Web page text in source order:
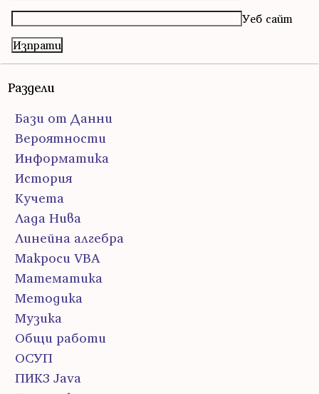
Уеб сайт
Раздели
Бази от Данни
Вероятности
Информатика
История
Кучета
Лада Нива
Линейна алгебра
Макроси VBA
Математика
Методика
Музика
Общи работи
ОСУП
ПИК3 Java